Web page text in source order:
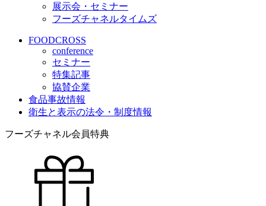
展示会・セミナー
フーズチャネルタイムズ
FOODCROSS
conference
セミナー
特集記事
協賛企業
食品事故情報
衛生と表示の法令・制度情報
フーズチャネル会員特典